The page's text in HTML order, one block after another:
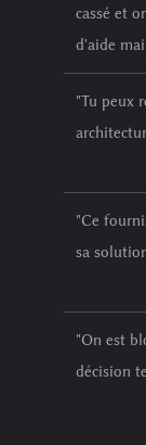
cassé et
d'aide
"Tu peux
"Ce
sa
"On est
décision